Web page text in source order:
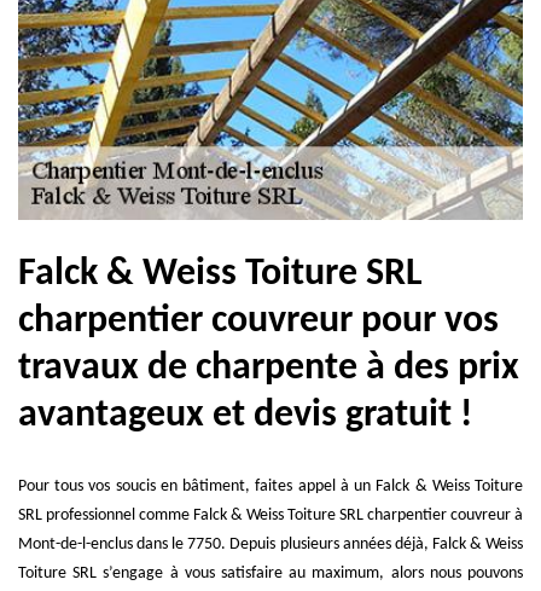
Falck & Weiss Toiture SRL
charpentier couvreur pour vos
travaux de charpente à des prix
avantageux et devis gratuit !
Pour tous vos soucis en bâtiment, faites appel à un Falck & Weiss Toiture
SRL professionnel comme Falck & Weiss Toiture SRL charpentier couvreur à
Mont-de-l-enclus dans le 7750. Depuis plusieurs années déjà, Falck & Weiss
Toiture SRL s’engage à vous satisfaire au maximum, alors nous pouvons